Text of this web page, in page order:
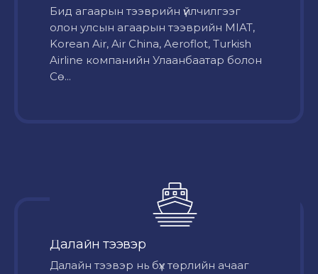
Бид агаарын тээврийн үйлчилгээг
олон улсын агаарын тээврийн MIAT,
Korean Air, Air China, Aeroflot, Turkish
Airline компанийн Улаанбаатар болон
Сө...
Далайн тээвэр
Далайн тээвэр нь бүх төрлийн ачааг